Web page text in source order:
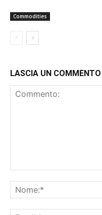
Commodities
LASCIA UN COMMENTO